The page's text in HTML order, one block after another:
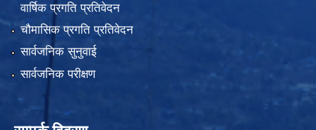
वार्षिक प्रगति प्रतिवेदन
चौमासिक प्रगति प्रतिवेदन
सार्वजनिक सुनुवाई
सार्वजनिक परीक्षण